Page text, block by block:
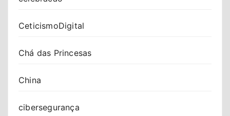
CeticismoDigital
Chá das Princesas
China
cibersegurança